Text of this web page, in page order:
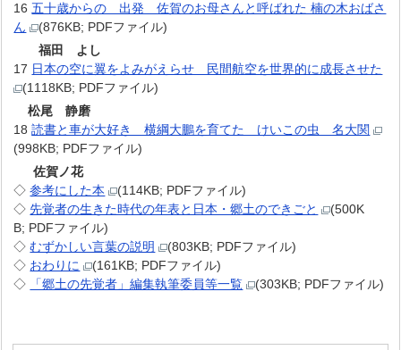
16五十歳からの 出発 佐賀のお母さんと呼ばれた 楠の木おばさ
ん
(876KB; PDFファイル)
福田 よし
17 日本の空に翼をよみがえらせ 民間航空を世界的に成長させた
(1118KB; PDFファイル)
松尾 静磨
18読書と車が大好き 横綱大鵬を育てた けいこの虫 名大関
(998KB; PDFファイル)
佐賀ノ花
◇参考にした本
(114KB; PDFファイル)
◇先覚者の生きた時代の年表と日本・郷土のできごと
(500K
B; PDFファイル)
◇むずかしい言葉の説明
(803KB; PDFファイル)
◇ おわりに
(161KB; PDFファイル)
◇
「郷土の先覚者」編集執筆委員等一覧 (303KB; PDFファイル)